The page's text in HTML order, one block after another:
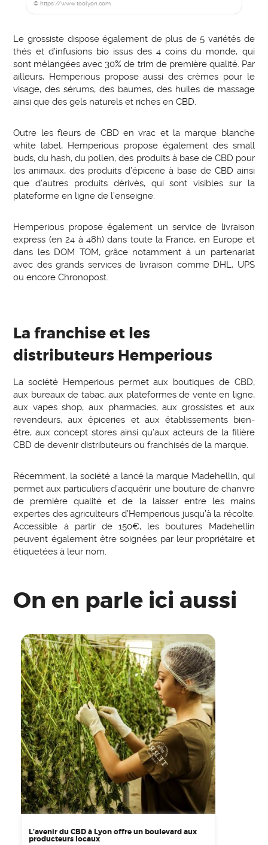
© https://www.toolyon.com
Le grossiste dispose également de plus de 5 variétés de
thés et d’infusions bio issus des 4 coins du monde, qui
sont mélangées avec 30% de trim de première qualité. Par
ailleurs, Hemperious propose aussi des crèmes pour le
visage, des sérums, des baumes, des huiles de massage
ainsi que des gels naturels et riches en CBD.
Outre les fleurs de CBD en vrac et la marque blanche
white label, Hemperious propose également des small
buds, du hash, du pollen, des produits à base de CBD pour
les animaux, des produits d’épicerie à base de CBD ainsi
que d’autres produits dérivés, qui sont visibles sur la
plateforme en ligne de l’enseigne.
Hemperious propose également un service de livraison
express (en 24 à 48h) dans toute la France, en Europe et
dans les DOM TOM, grâce notamment à un partenariat
avec des grands services de livraison comme DHL, UPS
ou encore Chronopost.
La franchise et les
distributeurs Hemperious
La société Hemperious permet aux boutiques de CBD,
aux bureaux de tabac, aux plateformes de vente en ligne,
aux vapes shop, aux pharmacies, aux grossistes et aux
revendeurs, aux épiceries et aux établissements bien-
être, aux concept stores ainsi qu’aux acteurs de la filière
CBD de devenir distributeurs ou franchisés de la marque.
Récemment, la société a lancé la marque Madehellin, qui
permet aux particuliers d’acquérir une bouture de chanvre
de première qualité et de la laisser entre les mains
expertes des agriculteurs d’Hemperious jusqu’à la récolte.
Accessible à partir de 150€, les boutures Madehellin
peuvent également être soignées par leur propriétaire et
étiquetées à leur nom.
On en parle ici aussi
L’avenir du CBD à Lyon offre un boulevard aux
producteurs locaux